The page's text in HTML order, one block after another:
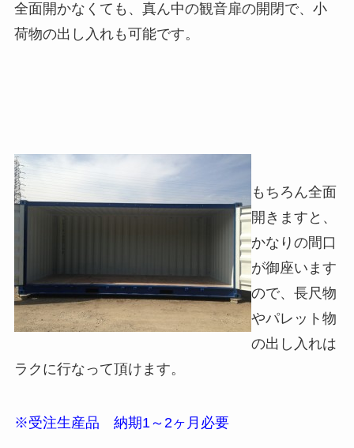
全面開かなくても、真ん中の観音扉の開閉で、小
荷物の出し入れも可能です。
もちろん全面
開きますと、
かなりの間口
が御座います
ので、長尺物
やパレット物
の出し入れは
ラクに行なって頂けます。
※受注生産品 納期1～2ヶ月必要